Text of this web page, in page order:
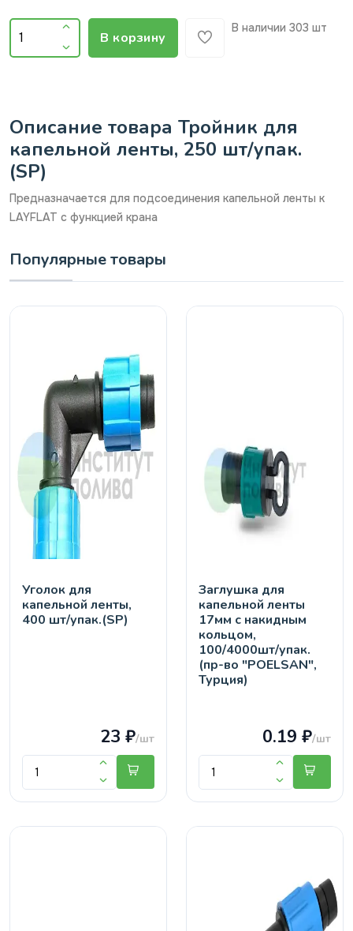
В корзину
В наличии 303 шт
Описание товара Тройник для
капельной ленты, 250 шт/упак.
(SP)
Предназначается для подсоединения капельной ленты к
LAYFLAT с функцией крана
Популярные товары
Уголок для
капельной ленты,
400 шт/упак.(SP)
23 ₽/шт
Заглушка для
капельной ленты
17мм с накидным
кольцом,
100/4000шт/упак.
(пр-во "POELSAN",
Турция)
0.19 ₽/шт